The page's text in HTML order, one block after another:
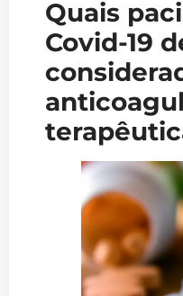
Quais
Covid-19